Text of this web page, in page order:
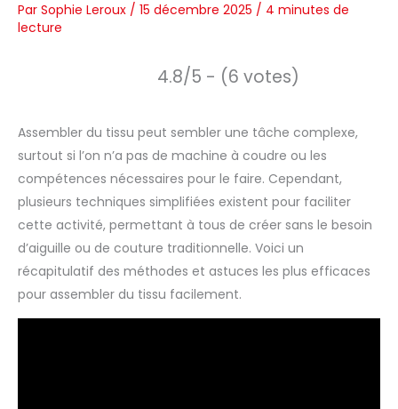
Par Sophie Leroux / 15 décembre 2025 / 4 minutes de
lecture
4.8/5 - (6 votes)
Assembler du tissu peut sembler une tâche complexe,
surtout si l’on n’a pas de machine à coudre ou les
compétences nécessaires pour le faire. Cependant,
plusieurs techniques simplifiées existent pour faciliter
cette activité, permettant à tous de créer sans le besoin
d’aiguille ou de couture traditionnelle. Voici un
récapitulatif des méthodes et astuces les plus efficaces
pour assembler du tissu facilement.